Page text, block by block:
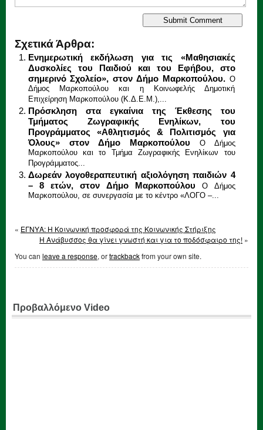
Σχετικά Άρθρα:
Ενημερωτική εκδήλωση για τις «Μαθησιακές
Δυσκολίες του Παιδιού και του Εφήβου, στο
σημερινό Σχολείο», στον Δήμο Μαρκοπούλου. Ο
Δήμος Μαρκοπούλου και η Κοινωφελής Δημοτική
Επιχείρηση Μαρκοπούλου (Κ.Δ.Ε.Μ.),...
Πρόσκληση στα εγκαίνια της Έκθεσης του
Τμήματος Ζωγραφικής Ενηλίκων, του
Προγράμματος «Αθλητισμός & Πολιτισμός για
Όλους» στον Δήμο Μαρκοπούλου
Ο Δήμος
Μαρκοπούλου και το Τμήμα Ζωγραφικής Ενηλίκων του
Προγράμματος...
Δωρεάν λογοθεραπευτική αξιολόγηση παιδιών 4
– 8 ετών, στον Δήμο Μαρκοπούλου
Ο Δήμος
Μαρκοπούλου, σε συνεργασία με το κέντρο «ΛΟΓΟ –...
« ΕΓΝΥΑ: Η Κοινωνική προσφορά της Κοινωνικής Στήριξης
Η Ανάβυσσος θα γίνει γνωστή και για το ποδόσφαιρο της! »
You can leave a response, ortrackbackfrom your own site.
Προβαλλόμενο Video